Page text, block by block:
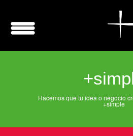
Hacemos que tu idea o negocio
+simple